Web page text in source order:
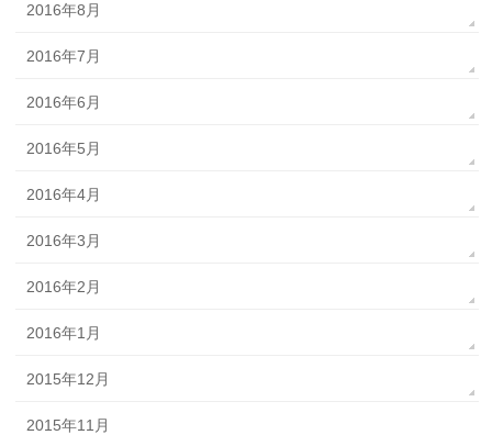
2016年8月
2016年7月
2016年6月
2016年5月
2016年4月
2016年3月
2016年2月
2016年1月
2015年12月
2015年11月